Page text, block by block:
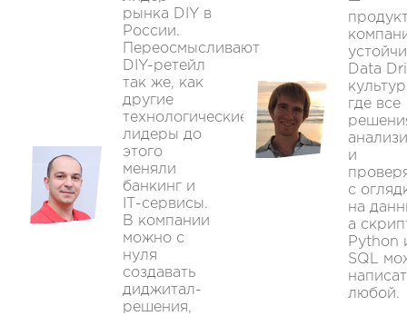
рынка DIY в
России.
Переосмысливают
DIY-ретейл
так же, как
другие
технологические
лидеры до
этого
меняли
банкинг и
IТ-сервисы.
В компании
можно с
нуля
создавать
диджитал-
решения,
Data
где все
и
с
на
а
Python
SQL
любой.